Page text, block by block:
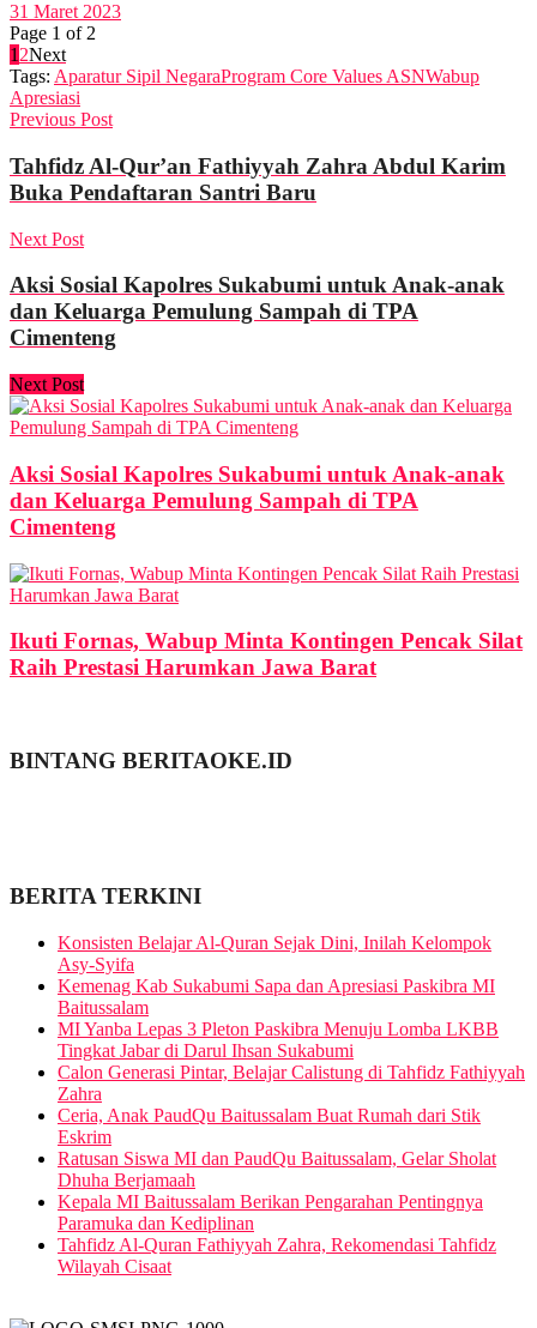
31 Maret 2023
Page 1 of 2
1 2Next
Tags: Aparatur Sipil NegaraProgram Core Values ASNWabup
Apresiasi
Previous Post
Tahfidz Al-Qur’an Fathiyyah Zahra Abdul Karim
Buka Pendaftaran Santri Baru
Next Post
Aksi Sosial Kapolres Sukabumi untuk Anak-anak
dan Keluarga Pemulung Sampah di TPA
Cimenteng
Next Post
Aksi Sosial Kapolres Sukabumi untuk Anak-anak
dan Keluarga Pemulung Sampah di TPA
Cimenteng
Ikuti Fornas, Wabup Minta Kontingen Pencak Silat
Raih Prestasi Harumkan Jawa Barat
BINTANG BERITAOKE.ID
BERITA TERKINI
Konsisten Belajar Al-Quran Sejak Dini, Inilah Kelompok
Asy-Syifa
Kemenag Kab Sukabumi Sapa dan Apresiasi Paskibra MI
Baitussalam
MI Yanba Lepas 3 Pleton Paskibra Menuju Lomba LKBB
Tingkat Jabar di Darul Ihsan Sukabumi
Calon Generasi Pintar, Belajar Calistung di Tahfidz Fathiyyah
Zahra
Ceria, Anak PaudQu Baitussalam Buat Rumah dari Stik
Eskrim
Ratusan Siswa MI dan PaudQu Baitussalam, Gelar Sholat
Dhuha Berjamaah
Kepala MI Baitussalam Berikan Pengarahan Pentingnya
Paramuka dan Kediplinan
Tahfidz Al-Quran Fathiyyah Zahra, Rekomendasi Tahfidz
Wilayah Cisaat